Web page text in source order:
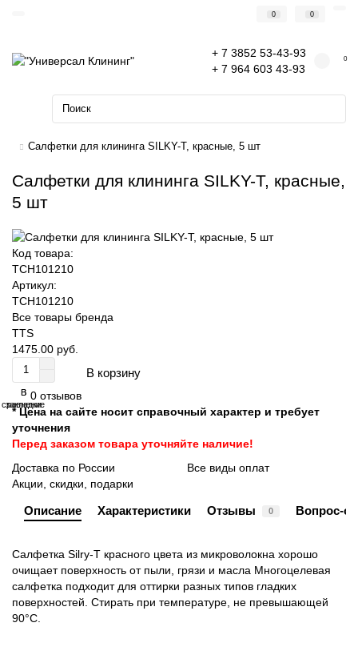
0 0
+ 7 3852 53-43-93
+ 7 964 603 43-93
0
Салфетки для клининга SILKY-T, красные, 5 шт
Салфетки для клининга SILKY-T, красные,
5 шт
Код товара:
TCH101210
Артикул:
TCH101210
Все товары бренда
TTS
1475.00 руб.
В корзину
В
закладки
В
сравнение
0 отзывов
* Цена на сайте носит справочный характер и требует
уточнения
Перед заказом товара уточняйте наличие!
Доставка по России
Все виды оплат
Акции, скидки, подарки
Описание Характеристики Отзывы 0 Вопрос-
Салфетка Silry-Т красного цвета из микроволокна хорошо
очищает поверхность от пыли, грязи и масла Многоцелевая
салфетка подходит для оттирки разных типов гладких
поверхностей. Стирать при температуре, не превышающей
90°С.